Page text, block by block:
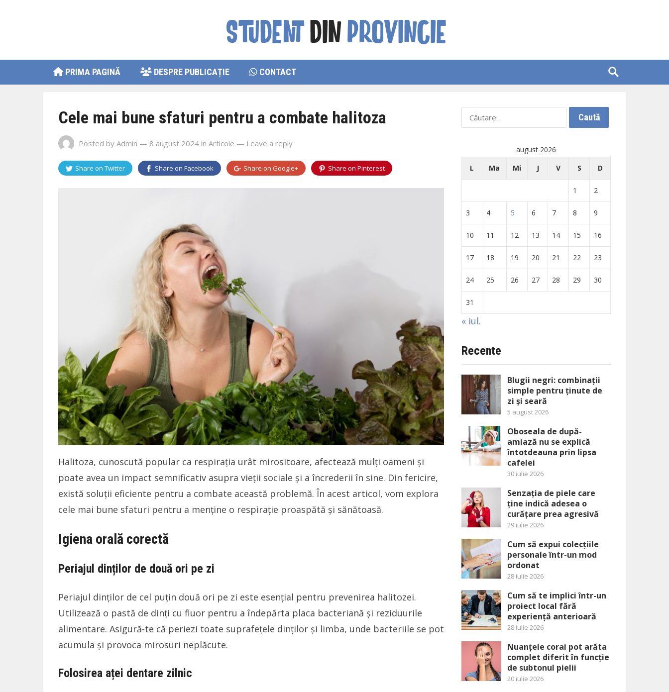
PRIMA PAGINĂ DESPRE PUBLICAȚIE CONTACT
Cele mai bune sfaturi pentru a combate halitoza
Posted by Admin — 8 august 2024 in Articole — Leave a reply
Share on Twitter Share on Facebook Share on Google+ Share on Pinterest
Halitoza, cunoscută popular ca respirația urât mirositoare, afectează mulți oameni și
poate avea un impact semnificativ asupra vieții sociale și a încrederii în sine. Din fericire,
există soluții eficiente pentru a combate această problemă. În acest articol, vom explora
cele mai bune sfaturi pentru a menține o respirație proaspătă și sănătoasă.
Igiena orală corectă
Periajul dinților de două ori pe zi
Periajul dinților de cel puțin două ori pe zi este esențial pentru prevenirea halitozei.
Utilizează o pastă de dinți cu fluor pentru a îndepărta placa bacteriană și reziduurile
alimentare. Asigură-te că periezi toate suprafețele dinților și limba, unde bacteriile se pot
acumula și provoca mirosuri neplăcute.
Folosirea aței dentare zilnic
Caută
după:
august 2026
L
Ma Mi J V S D
1 2
3 4 5 6 7 8 9
10 11 12 13 14 15 16
17 18 19 20 21 22 23
24 25 26 27 28 29 30
31
« iul.
Recente
Blugii negri: combinații
simple pentru ținute de
zi și seară
5 august 2026
Oboseala de după-
amiază nu se explică
întotdeauna prin lipsa
cafelei
30 iulie 2026
Senzația de piele care
ține indică adesea o
curățare prea agresivă
29 iulie 2026
Cum să expui colecțiile
personale într-un mod
ordonat
28 iulie 2026
Cum să te implici într-un
proiect local fără
experiență anterioară
28 iulie 2026
Nuanțele corai pot arăta
complet diferit în funcție
de subtonul pielii
20 iulie 2026